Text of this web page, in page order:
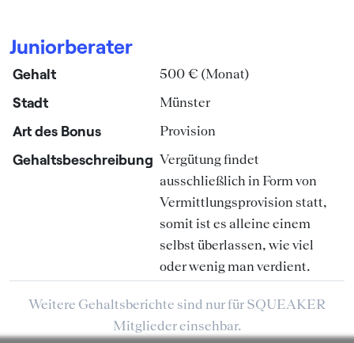
Juniorberater
Gehalt 500 € (Monat)
Stadt Münster
Art des Bonus Provision
Gehaltsbeschreibung Vergütung findet
ausschließlich in Form von
Vermittlungsprovision statt,
somit ist es alleine einem
selbst überlassen, wie viel
oder wenig man verdient.
Weitere Gehaltsberichte sind nur für SQUEAKER
Mitglieder einsehbar.